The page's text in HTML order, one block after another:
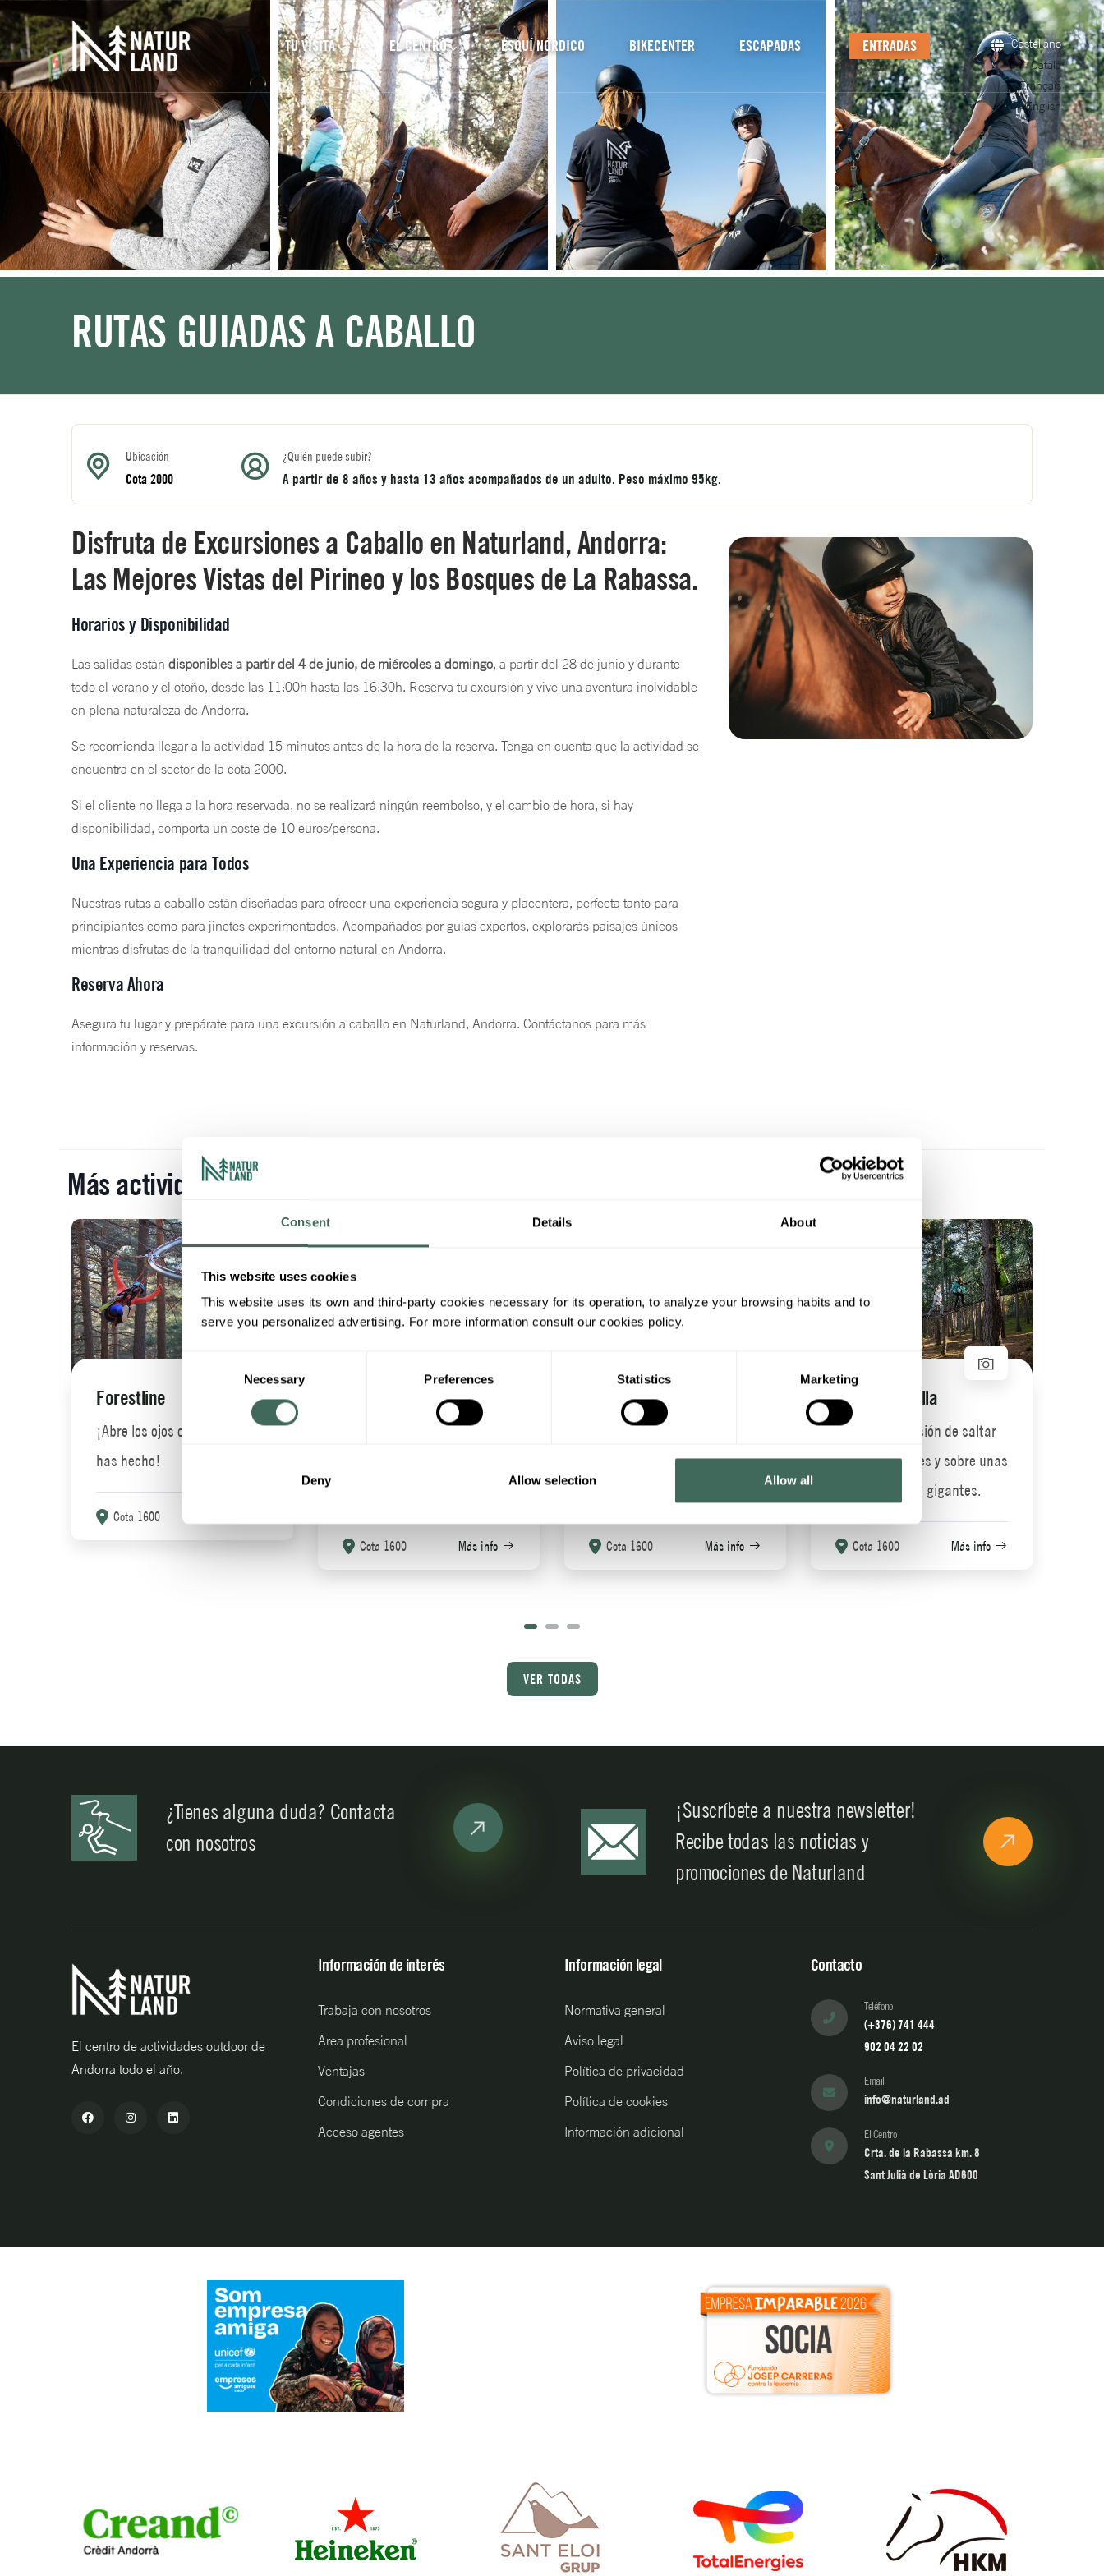
Consent Details About
This website uses cookies
This website uses its own and third-party cookies necessary for its operation, to analyze your browsing habits and to
serve you personalized advertising. For more information consult our cookies policy.
Consent
Necessary Preferences Statistics Marketing
Deny Allow selection Allow all
Pasar al contenido principal Navegación principal
TU VISITA EL CENTRO ESQUÍ NÓRDICO BIKECENTER ESCAPADAS ENTRADAS
Castellano
Català
Français
English
RUTAS GUIADAS A CABALLO
Ubicación
Cota 2000
¿Quién puede subir?
A partir de 8 años y hasta 13 años acompañados de un adulto. Peso máximo 95kg.
Disfruta de Excursiones a Caballo en Naturland, Andorra:
Las Mejores Vistas del Pirineo y los Bosques de La Rabassa.
Horarios y Disponibilidad
Las salidas están disponibles a partir del 4 de junio, de miércoles a domingo, a partir del 28 de junio y durante
todo el verano y el otoño, desde las 11:00h hasta las 16:30h. Reserva tu excursión y vive una aventura inolvidable
en plena naturaleza de Andorra.
Se recomienda llegar a la actividad 15 minutos antes de la hora de la reserva. Tenga en cuenta que la actividad se
encuentra en el sector de la cota 2000.
Si el cliente no llega a la hora reservada, no se realizará ningún reembolso, y el cambio de hora, si hay
disponibilidad, comporta un coste de 10 euros/persona.
Una Experiencia para Todos
Nuestras rutas a caballo están diseñadas para ofrecer una experiencia segura y placentera, perfecta tanto para
principiantes como para jinetes experimentados. Acompañados por guías expertos, explorarás paisajes únicos
mientras disfrutas de la tranquilidad del entorno natural en Andorra.
Reserva Ahora
Asegura tu lugar y prepárate para una excursión a caballo en Naturland, Andorra. Contáctanos para más
información y reservas.
Más actividades
Forestline
¡Abre los ojos como nunca lo
has hecho!
Cota 1600
Mini tirolina: adrenalina y
Cota 1600 Más info
Tubbing
Tobogán con flotador enorme
que te deslizará por la
montaña
Cota 1600 Más info
Circuito ardilla
Siente la diversión de saltar
entre los árboles y sobre unas
redes elásticas gigantes.
Cota 1600 Más info
VER TODAS
¿Tienes alguna duda? Contacta
con nosotros
¡Suscríbete a nuestra newsletter!
Recibe todas las noticias y
promociones de Naturland
El centro de actividades outdoor de
Andorra todo el año.
Información de interés
Trabaja con nosotros
Area profesional
Ventajas
Condiciones de compra
Acceso agentes
Información legal
Normativa general
Aviso legal
Política de privacidad
Política de cookies
Información adicional
Contacto
Teléfono
(+376) 741 444
902 04 22 02
Email
info@naturland.ad
El Centro
Crta. de la Rabassa km. 8
Sant Julià de Lòria AD600